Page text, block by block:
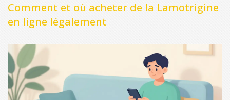
Comment et où acheter de la Lamotrigine
en ligne légalement